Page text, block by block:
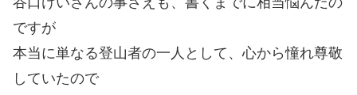
ですが
本当に単なる登山者の一人として、心から憧れ尊敬
していたので